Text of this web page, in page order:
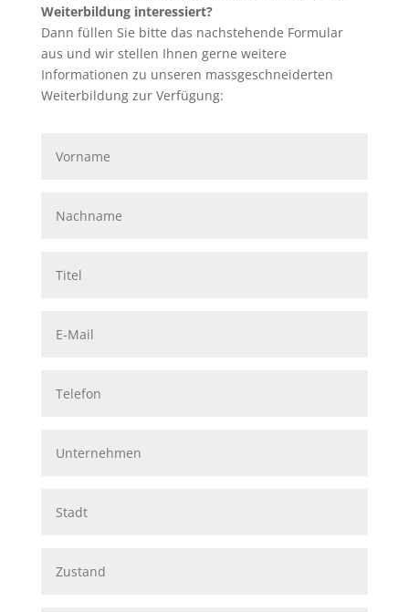
Weiterbildung interessiert?
Dann füllen Sie bitte das nachstehende Formular
aus und wir stellen Ihnen gerne weitere
Informationen zu unseren massgeschneiderten
Weiterbildung zur Verfügung: